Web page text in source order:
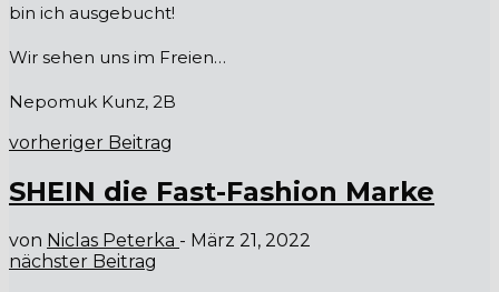
bin ich ausgebucht!
Wir sehen uns im Freien…
Nepomuk Kunz, 2B
vorheriger Beitrag
SHEIN die Fast-Fashion Marke
von Niclas Peterka - März 21, 2022
nächster Beitrag